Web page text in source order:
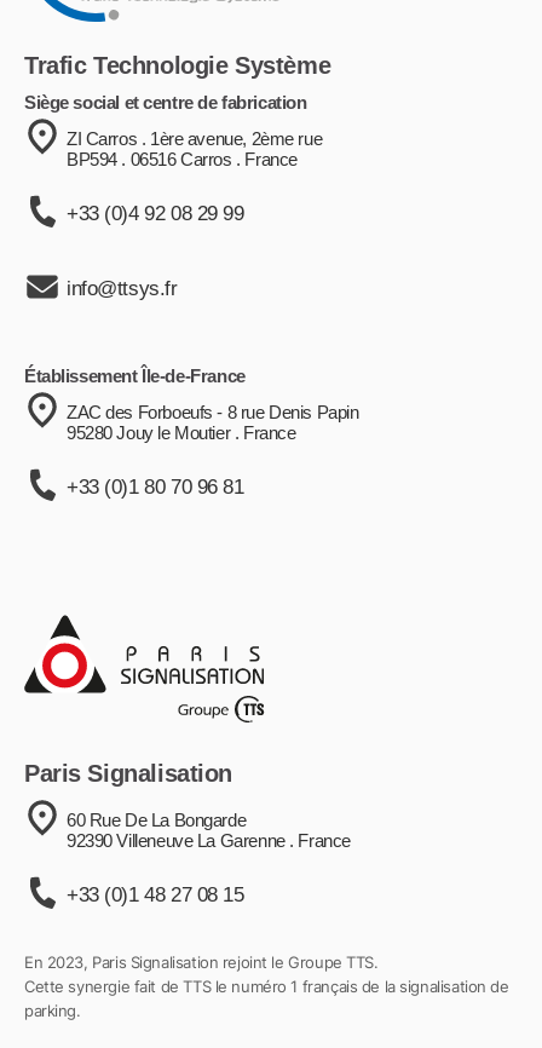
Trafic Technologie Système
Siège social et centre de fabrication
ZI Carros . 1ère avenue, 2ème rue
BP594 . 06516 Carros . France
+33 (0)4 92 08 29 99
info@ttsys.fr
Établissement Île-de-France
ZAC des Forboeufs - 8 rue Denis Papin
95280 Jouy le Moutier . France
+33 (0)1 80 70 96 81
Paris Signalisation
60 Rue De La Bongarde
92390 Villeneuve La Garenne . France
+33 (0)1 48 27 08 15
En 2023, Paris Signalisation rejoint le Groupe TTS.
Cette synergie fait de TTS le numéro 1 français de la signalisation de
parking.